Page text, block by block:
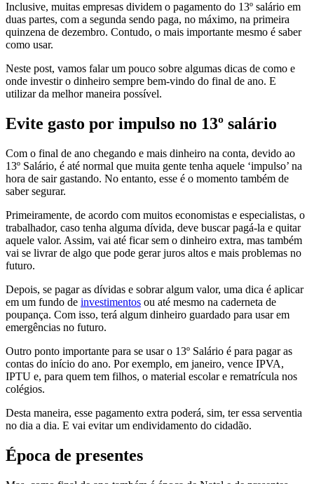
Inclusive, muitas empresas dividem o pagamento do 13º salário em
duas partes, com a segunda sendo paga, no máximo, na primeira
quinzena de dezembro. Contudo, o mais importante mesmo é saber
como usar.
Neste post, vamos falar um pouco sobre algumas dicas de como e
onde investir o dinheiro sempre bem-vindo do final de ano. E
utilizar da melhor maneira possível.
Evite gasto por impulso no 13º salário
Com o final de ano chegando e mais dinheiro na conta, devido ao
13º Salário, é até normal que muita gente tenha aquele ‘impulso’ na
hora de sair gastando. No entanto, esse é o momento também de
saber segurar.
Primeiramente, de acordo com muitos economistas e especialistas, o
trabalhador, caso tenha alguma dívida, deve buscar pagá-la e quitar
aquele valor. Assim, vai até ficar sem o dinheiro extra, mas também
vai se livrar de algo que pode gerar juros altos e mais problemas no
futuro.
Depois, se pagar as dívidas e sobrar algum valor, uma dica é aplicar
em um fundo de investimentos ou até mesmo na caderneta de
poupança. Com isso, terá algum dinheiro guardado para usar em
emergências no futuro.
Outro ponto importante para se usar o 13º Salário é para pagar as
contas do início do ano. Por exemplo, em janeiro, vence IPVA,
IPTU e, para quem tem filhos, o material escolar e rematrícula nos
colégios.
Desta maneira, esse pagamento extra poderá, sim, ter essa serventia
no dia a dia. E vai evitar um endividamento do cidadão.
Época de presentes